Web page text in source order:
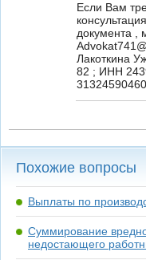
Если Вам
документа ,
Лакоткина
82 ; ИНН
Похожие вопросы
Выплаты по
Суммирование
недостающего